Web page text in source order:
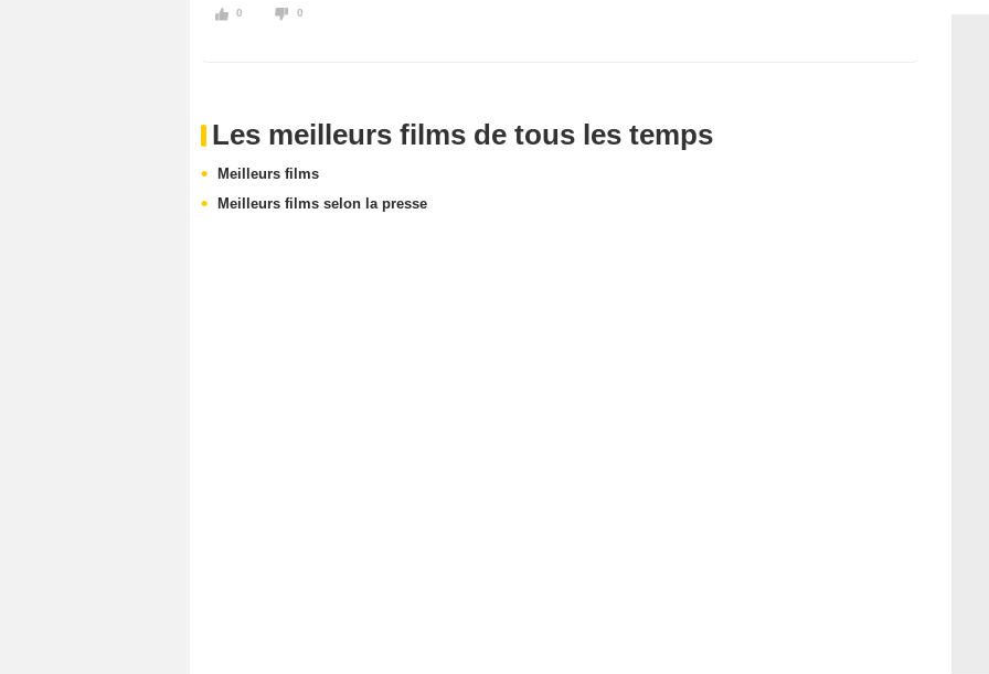
0 0
Les meilleurs films de tous les temps
Meilleurs films
Meilleurs films selon la presse